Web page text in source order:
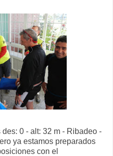
0 - alt: 32 m - Ribadeo -
ya estamos preparados
con el